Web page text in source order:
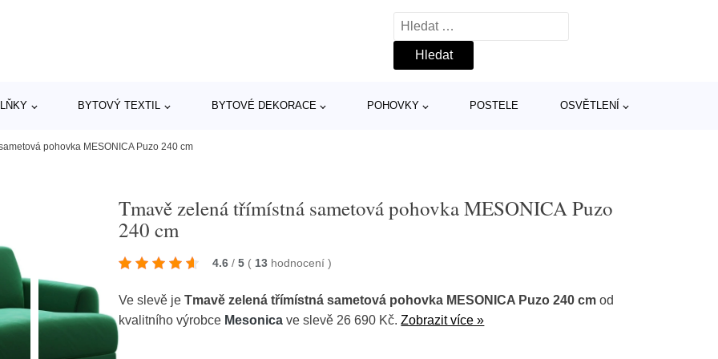
Vyhledávání
BYTOVÝ TEXTIL BYTOVÉ DEKORACE POHOVKY POSTELE OSVĚTLENÍ
pohovka MESONICA Puzo 240 cm
Tmavě zelená třímístná sametová pohovka MESONICA Puzo
240 cm
4.6 / 5 ( 13 hodnocení)
Ve slevě jeTmavě zelená třímístná sametová pohovka MESONICA Puzo 240 cm od
kvalitního výrobce Mesonica ve slevě 26 690 Kč.Zobrazit více »